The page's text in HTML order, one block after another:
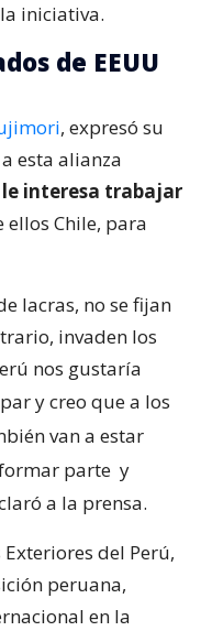
iniciativa.
de EEUU
, expresó su
esta alianza
le interesa trabajar
ellos Chile, para
lacras, no se fijan
invaden los
nos gustaría
y creo que a los
van a estar
parte y
a la prensa.
del Perú,
peruana,
en la